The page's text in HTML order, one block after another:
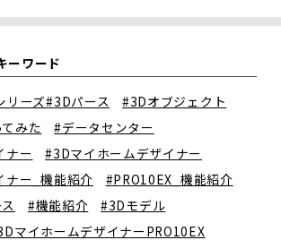
ーワード
リーズ#3Dパース
#3Dオブジェクト
みた
#データセンター
ナー
#3Dマイホームデザイナー
ナー_機能紹介
#PRO10EX_機能紹介
#機能紹介
#3Dモデル
マイホームデザイナーPRO10EX